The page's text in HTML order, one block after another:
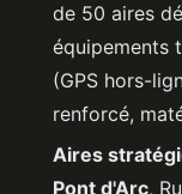
de 50 aires
équipements
(GPS hors-
renforcé,
Aires
Pont d'Arc,